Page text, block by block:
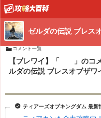
ゼルダの伝説 ブレス
コメント一覧
【ブレワイ】「 」のコ
ルダの伝説 ブレスオブザワ
ティアーズオブキングダム 最新